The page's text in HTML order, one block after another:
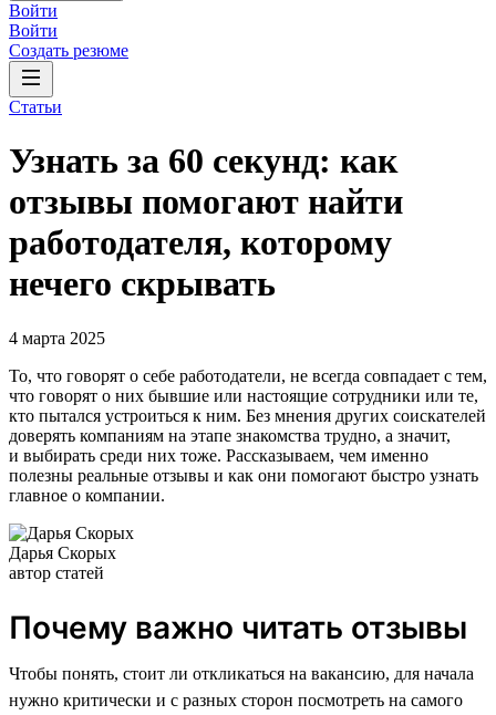
Войти
Войти
Создать резюме
Статьи
Узнать за 60 секунд: как
отзывы помогают найти
работодателя, которому
нечего скрывать
4 марта 2025
То, что говорят о себе работодатели, не всегда совпадает с тем,
что говорят о них бывшие или настоящие сотрудники или те,
кто пытался устроиться к ним. Без мнения других соискателей
доверять компаниям на этапе знакомства трудно, а значит,
и выбирать среди них тоже. Рассказываем, чем именно
полезны реальные отзывы и как они помогают быстро узнать
главное о компании.
Дарья Скорых
автор статей
Почему важно читать отзывы
Чтобы понять, стоит ли откликаться на вакансию, для начала
нужно критически и с разных сторон посмотреть на самого